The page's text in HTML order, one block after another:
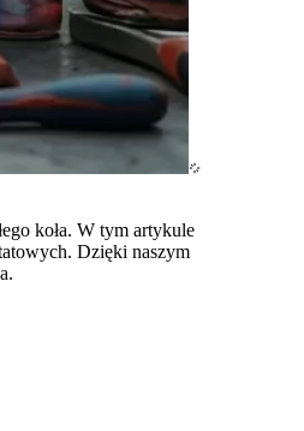
koła. W tym artykule
Dzięki naszym